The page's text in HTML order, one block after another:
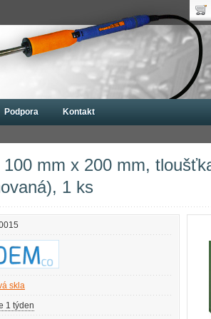
x š) 100 mm x 200 mm, tloušťka materiálu 3 mm,
mm x 200 mm,
1 ks
skla
1 týden
Podpora Kontakt